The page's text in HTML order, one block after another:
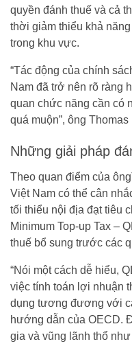
quyền đánh thuế và cả
thời giảm thiểu khả
trong khu vực.
“Tác động của chính
Nam đã trở nên rõ ràng
quan chức năng cần có
quá muộn”, ông
Những giải pháp
Theo quan điểm của
Việt Nam có thể cân
tối thiểu nội địa đạt tiêu
Minimum Top-up Tax –
thuế bổ sung trước các
“Nói một cách dễ hiểu,
việc tính toán lợi nhuận
dụng tương đương với
hướng dẫn của OECD.
gia và vũng lãnh thổ